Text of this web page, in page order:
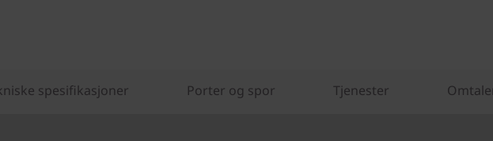
spesifikasjoner Porter og spor Tjenester